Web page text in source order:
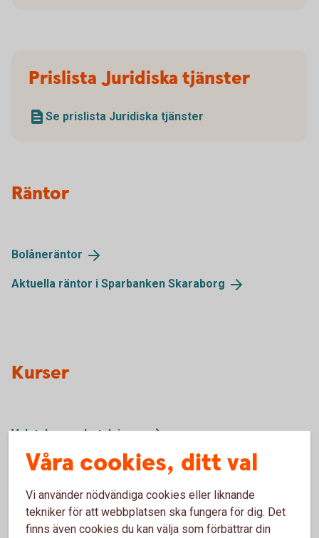
Prislista Juridiska tjänster
Se prislista Juridiska tjänster
Räntor
Bolåneräntor
Aktuella räntor i Sparbanken Skaraborg
Kurser
Valutakurserbetalningar
Fondkurser
Priser
Våra cookies, ditt val
Vi använder nödvändiga cookies eller liknande
tekniker för att webbplatsen ska fungera för dig. Det
finns även cookies du kan välja som förbättrar din